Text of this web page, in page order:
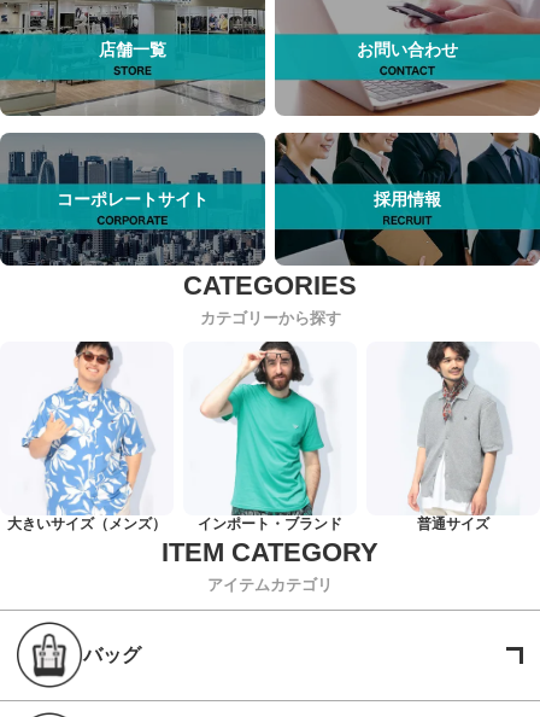
店舗一覧 お問い合わせ
コーポレートサイト 採用情報
カテゴリーから探す
大きいサイズ（メンズ） インポート・ブランド 普通サイズ
アイテムカテゴリ
バッグ